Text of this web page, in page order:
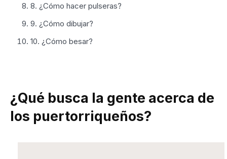
8. ¿Cómo hacer pulseras?
9. ¿Cómo dibujar?
10. ¿Cómo besar?
¿Qué busca la gente acerca de
los puertorriqueños?